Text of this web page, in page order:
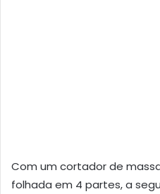
Com um cortador de
folhada em 4 partes, a